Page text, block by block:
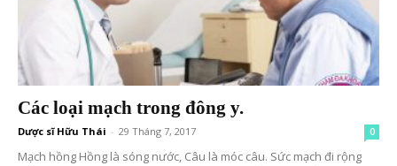
Các loại mạch trong đông y.
Dược sĩ Hữu Thái - 29 Tháng 7, 2017 0
Mạch hồng Hồng là sóng nước, Câu là móc câu. Sức mạch đi rộng